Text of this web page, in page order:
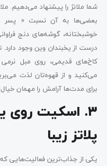
شما ملانژ را پیشنهاد می‌دهیم.
بعضی‌ها به آن نسبت « پسر
خوشبختانه، گوشه‌های دنج
درست از یخبندان وین وجود
کاخ‌های قدیمی، روی مبل
می‌کنید و از قهوه‌تان لذت
برای مدت‌ها آرامش را مهمان
۳. اسکیت روی
پلاتز زیبا
یکی از جذاب‌ترین فعالیت‌هایی